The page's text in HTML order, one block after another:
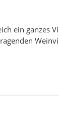
ein ganzes